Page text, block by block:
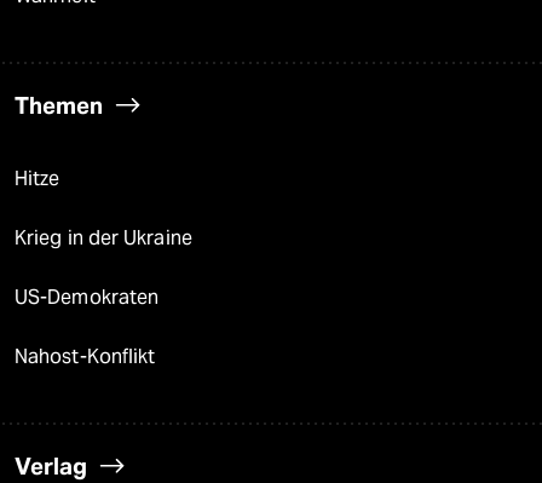
Themen
Hitze
Krieg in der Ukraine
US-Demokraten
Nahost-Konflikt
Verlag